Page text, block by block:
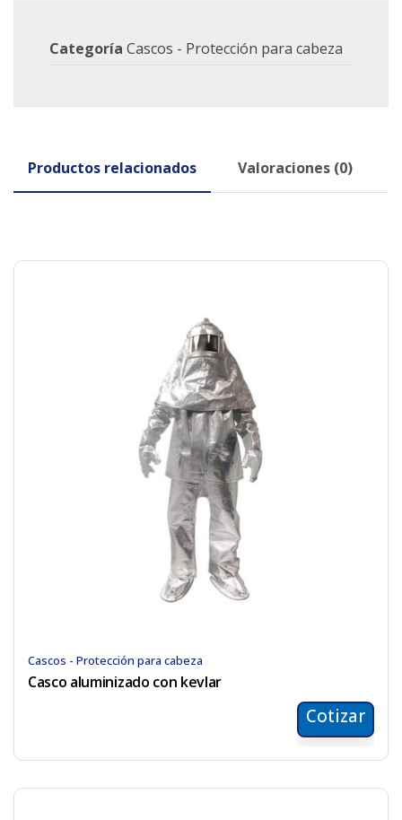
Categoría Cascos - Protección para cabeza
Productos relacionados Valoraciones (0)
Cascos - Protección para cabeza
Casco aluminizado con kevlar
Cotizar